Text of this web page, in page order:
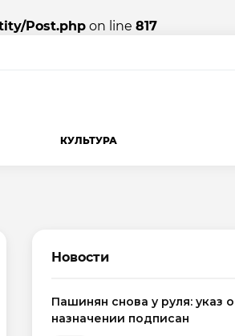
Post.php on line 817
КУЛЬТУРА
Новости
Пашинян снова у руля: указ о
назначении подписан